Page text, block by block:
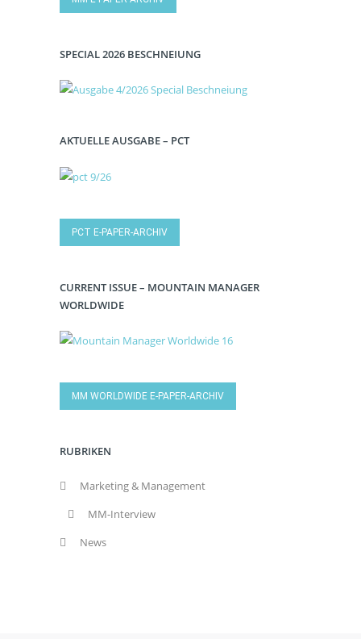
SPECIAL 2026 BESCHNEIUNG
AKTUELLE AUSGABE – PCT
PCT E-PAPER-ARCHIV
CURRENT ISSUE – MOUNTAIN MANAGER
WORLDWIDE
MM WORLDWIDE E-PAPER-ARCHIV
RUBRIKEN
Marketing & Management
MM-Interview
News